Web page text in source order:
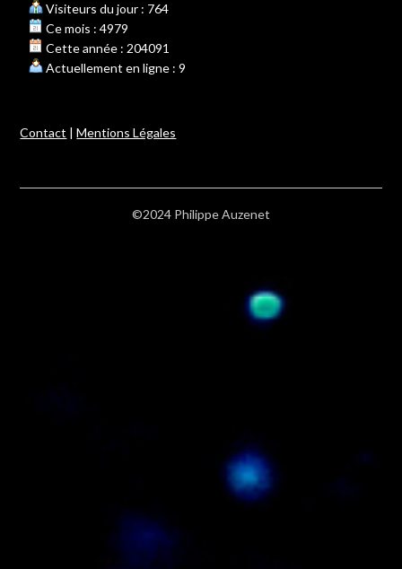
Visiteurs du jour : 764
Ce mois : 4979
Cette année : 204091
Actuellement en ligne : 9
Contact |Mentions Légales
©2024 Philippe Auzenet